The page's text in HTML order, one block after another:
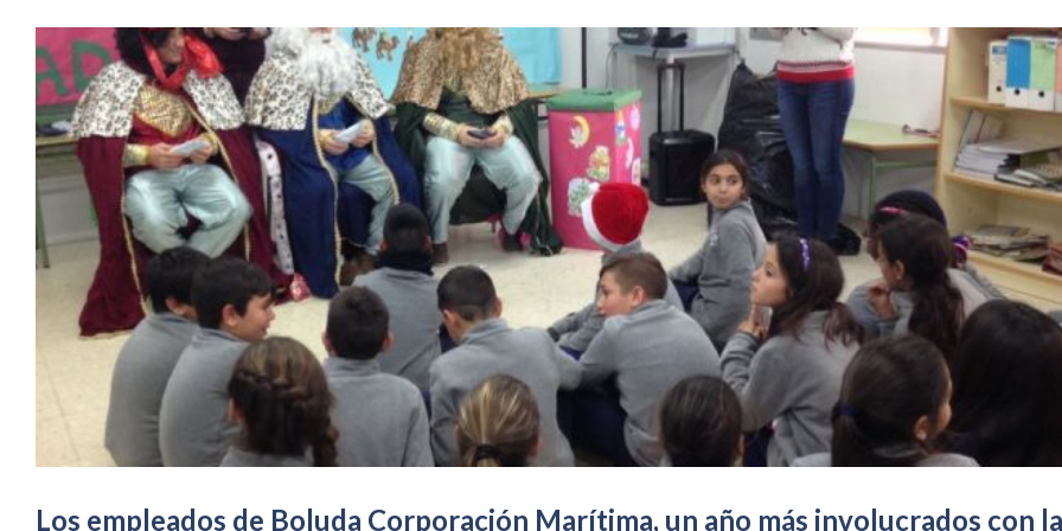
Los empleados de Boluda Corporación Marítima, un año más involucrados con la